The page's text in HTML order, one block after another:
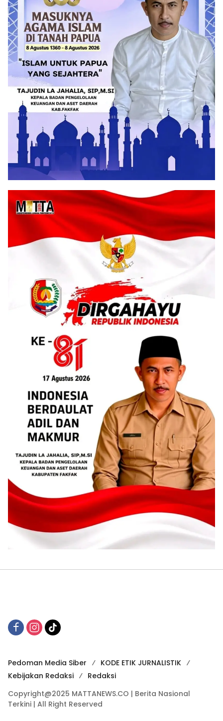
Pedoman Media Siber
KODE ETIK JURNALISTIK
Kebijakan Redaksi
Redaksi
Copyright@2025 MATTANEWS.CO | Berita Nasional
Terkini | All Right Reserved